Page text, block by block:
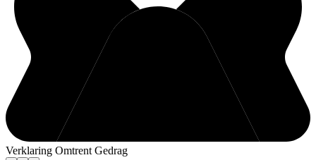
Verklaring Omtrent Gedrag